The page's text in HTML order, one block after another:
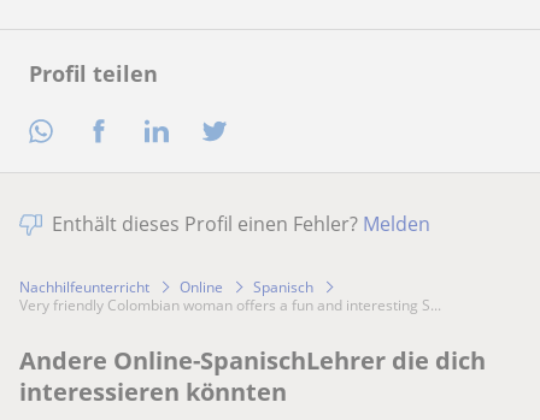
Profil teilen
Enthält dieses Profil einen Fehler? Melden
Nachhilfeunterricht Online
Spanisch
very friendly Colombian woman offers a fun and interesting S...
Andere Online-SpanischLehrer die dich
interessieren könnten